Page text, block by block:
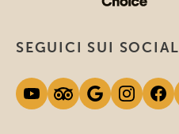
SEGUICI SUI SOCIAL